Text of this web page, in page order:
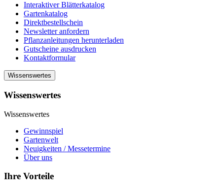
Interaktiver Blätterkatalog
Gartenkatalog
Direktbestellschein
Newsletter anfordern
Pflanzanleitungen herunterladen
Gutscheine ausdrucken
Kontaktformular
Wissenswertes
Wissenswertes
Wissenswertes
Gewinnspiel
Gartenwelt
Neuigkeiten / Messetermine
Über uns
Ihre Vorteile